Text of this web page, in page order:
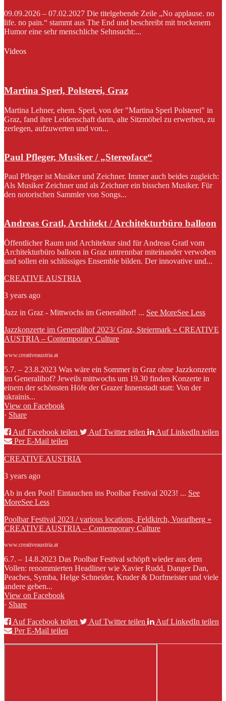
09.09.2026 – 07.02.2027 Die titelgebende Zeile „No applause. no
life. no pain.“ stammt aus The End und beschreibt mit trockenem
Humor eine sehr menschliche Sehnsucht:...
Videos
Martina Sperl, Polsterei, Graz
Martina Lehner, ehem. Sperl, von der "Martina Sperl Polsterei" in
Graz, fand ihre Leidenschaft darin, alte Sitzmöbel zu erwerben, zu
zerlegen, aufzuwerten und von...
Paul Pfleger, Musiker / „Stereoface“
Paul Pfleger ist Musiker und Zeichner. Immer auch beides zugleich:
Als Musiker Zeichner und als Zeichner ein bisschen Musiker. Für
den notorischen Sammler von Songs...
Andreas Gratl, Architekt / Architekturbüro balloon
Öffentlicher Raum und Architektur sind für Andreas Gratl vom
Architekturbüro balloon in Graz untrennbar miteinander verwoben
und sollen ein schlüssiges Ensemble bilden. Der innovative und...
CREATIVE AUSTRIA
3 years ago
Jazz in Graz - Mittwochs im Generalihof! ... See MoreSee Less
Jazzkonzerte im Generalihof 2023/ Graz, Steiermark » CREATIVE
AUSTRIA – Contemporary Culture
www.creativeaustria.at
5.7. – 23.8.2023 Was wäre ein Sommer in Graz ohne Jazzkonzerte
im Generalihof? Jeweils mittwochs um 19.30 finden Konzerte in
einem der schönsten Höfe der Grazer Innenstadt statt: Von der
ukrainis...
View on Facebook
· Share
Auf Facebook teilen
Auf Twitter teilen
Auf LinkedIn teilen
Per E-Mail teilen
CREATIVE AUSTRIA
3 years ago
Ab in den Pool! Eintauchen ins Poolbar Festival 2023! ... See
MoreSee Less
Poolbar Festival 2023 / various locations, Feldkirch, Vorarlberg »
CREATIVE AUSTRIA – Contemporary Culture
www.creativeaustria.at
6.7. – 14.8.2023 Das Poolbar Festival schöpft wieder aus dem
Vollen: renommierten Headliner wie Xavier Rudd, Danger Dan,
Peaches, Symba, Helge Schneider, Kruder & Dorfmeister und viele
andere geben...
View on Facebook
· Share
Auf Facebook teilen
Auf Twitter teilen
Auf LinkedIn teilen
Per E-Mail teilen